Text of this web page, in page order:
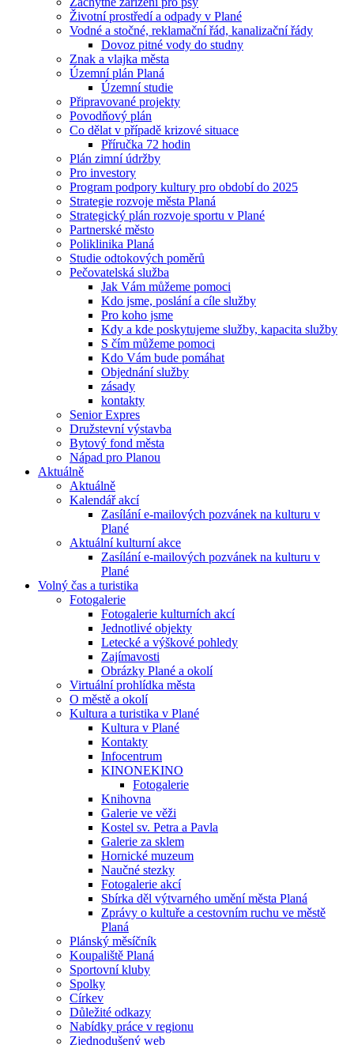
Životní prostředí a odpady v Plané
Vodné a stočné, reklamační řád, kanalizační řády
Dovoz pitné vody do studny
Znak a vlajka města
Územní plán Planá
Územní studie
Připravované projekty
Povodňový plán
Co dělat v případě krizové situace
Příručka 72 hodin
Plán zimní údržby
Pro investory
Program podpory kultury pro období do 2025
Strategie rozvoje města Planá
Strategický plán rozvoje sportu v Plané
Partnerské město
Poliklinika Planá
Studie odtokových poměrů
Pečovatelská služba
Jak Vám můžeme pomoci
Kdo jsme, poslání a cíle služby
Pro koho jsme
Kdy a kde poskytujeme služby, kapacita služby
S čím můžeme pomoci
Kdo Vám bude pomáhat
Objednání služby
zásady
kontakty
Senior Expres
Družstevní výstavba
Bytový fond města
Nápad pro Planou
Aktuálně
Aktuálně
Kalendář akcí
Zasílání e-mailových pozvánek na kulturu v
Plané
Aktuální kulturní akce
Zasílání e-mailových pozvánek na kulturu v
Plané
Volný čas a turistika
Fotogalerie
Fotogalerie kulturních akcí
Jednotlivé objekty
Letecké a výškové pohledy
Zajímavosti
Obrázky Plané a okolí
Virtuální prohlídka města
O městě a okolí
Kultura a turistika v Plané
Kultura v Plané
Kontakty
Infocentrum
KINONEKINO
Fotogalerie
Knihovna
Galerie ve věži
Kostel sv. Petra a Pavla
Galerie za sklem
Hornické muzeum
Naučné stezky
Fotogalerie akcí
Sbírka děl výtvarného umění města Planá
Zprávy o kultuře a cestovním ruchu ve městě
Planá
Plánský měsíčník
Koupaliště Planá
Sportovní kluby
Spolky
Církev
Důležité odkazy
Nabídky práce v regionu
Zjednodušený web